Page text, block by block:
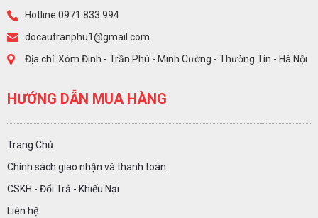
Hotline:0971 833 994
docautranphu1@gmail.com
Địa chỉ: Xóm Đình - Trần Phú - Minh Cường - Thường Tín - Hà Nội
HƯỚNG DẪN MUA HÀNG
Trang Chủ
Chính sách giao nhận và thanh toán
CSKH - Đổi Trả - Khiếu Nại
Liên hệ